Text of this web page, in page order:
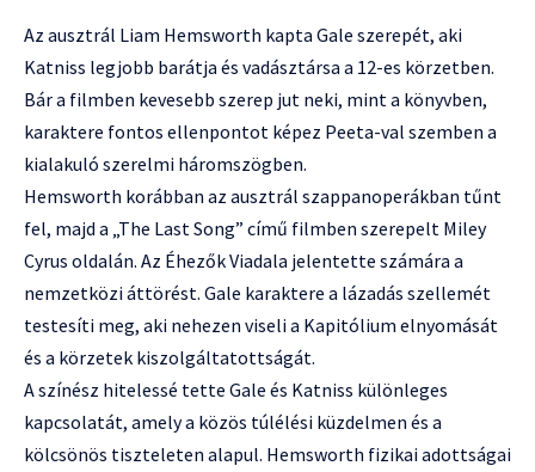
Az ausztrál Liam Hemsworth kapta Gale szerepét, aki
Katniss legjobb barátja és vadásztársa a 12-es körzetben.
Bár a filmben kevesebb szerep jut neki, mint a könyvben,
karaktere fontos ellenpontot képez Peeta-val szemben a
kialakuló szerelmi háromszögben.
Hemsworth korábban az ausztrál szappanoperákban tűnt
fel, majd a „The Last Song” című filmben szerepelt Miley
Cyrus oldalán. Az Éhezők Viadala jelentette számára a
nemzetközi áttörést. Gale karaktere a lázadás szellemét
testesíti meg, aki nehezen viseli a Kapitólium elnyomását
és a körzetek kiszolgáltatottságát.
A színész hitelessé tette Gale és Katniss különleges
kapcsolatát, amely a közös túlélési küzdelmen és a
kölcsönös tiszteleten alapul. Hemsworth fizikai adottságai